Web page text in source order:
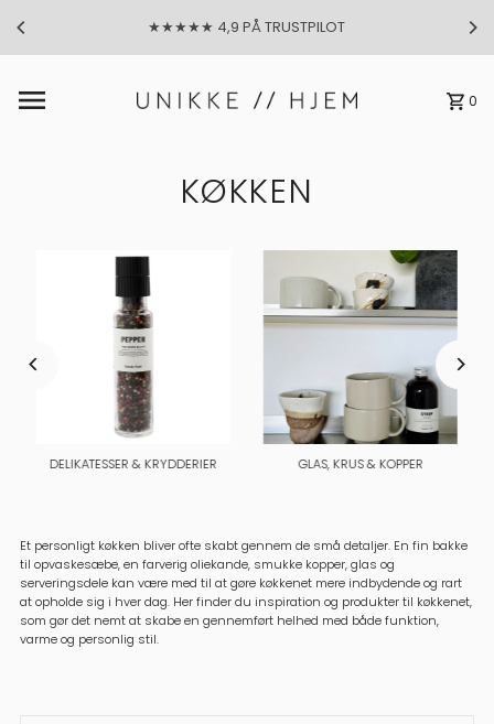
Gå til indhold ★★★★★ 4,9 PÅ TRUSTPILOT
0
KØKKEN
DELIKATESSER & KRYDDERIER GLAS, KRUS & KOPPER
Et personligt køkken bliver ofte skabt gennem de små detaljer. En fin bakke
til opvaskesæbe, en farverig oliekande, smukke kopper, glas og
serveringsdele kan være med til at gøre køkkenet mere indbydende og rart
at opholde sig i hver dag. Her finder du inspiration og produkter til køkkenet,
som gør det nemt at skabe en gennemført helhed med både funktion,
varme og personlig stil.